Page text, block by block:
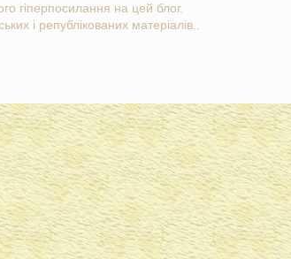
гіперпосилання на цей блог.
і републікованих матеріалів..